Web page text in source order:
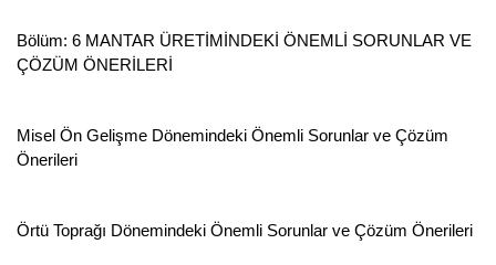
Bölüm: 6 MANTAR ÜRETİMİNDEKİ ÖNEMLİ SORUNLAR VE
ÇÖZÜM ÖNERİLERİ
Misel Ön Gelişme Dönemindeki Önemli Sorunlar ve Çözüm
Önerileri
Örtü Toprağı Dönemindeki Önemli Sorunlar ve Çözüm Önerileri